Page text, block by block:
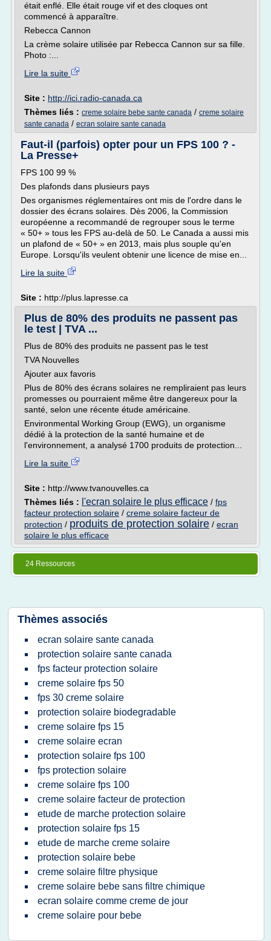
était enflé. Elle était rouge vif et des cloques ont
commencé à apparaître.
Rebecca Cannon
La crème solaire utilisée par Rebecca Cannon sur sa fille.
Photo :...
Lire la suite
Site : http://ici.radio-canada.ca
Thèmes liés : creme solaire bebe sante canada / creme solaire
sante canada / ecran solaire sante canada
Faut-il (parfois) opter pour un FPS 100 ? -
La Presse+
FPS 100 99 %
Des plafonds dans plusieurs pays
Des organismes réglementaires ont mis de l'ordre dans le
dossier des écrans solaires. Dès 2006, la Commission
européenne a recommandé de regrouper sous le terme
« 50+ » tous les FPS au-delà de 50. Le Canada a aussi mis
un plafond de « 50+ » en 2013, mais plus souple qu'en
Europe. Lorsqu'ils veulent obtenir une licence de mise en...
Lire la suite
Site : http://plus.lapresse.ca
Plus de 80% des produits ne passent pas
le test | TVA ...
Plus de 80% des produits ne passent pas le test
TVA Nouvelles
Ajouter aux favoris
Plus de 80% des écrans solaires ne rempliraient pas leurs
promesses ou pourraient même être dangereux pour la
santé, selon une récente étude américaine.
Environmental Working Group (EWG), un organisme
dédié à la protection de la santé humaine et de
l'environnement, a analysé 1700 produits de protection...
Lire la suite
Site : http://www.tvanouvelles.ca
Thèmes liés : l'ecran solaire le plus efficace / fps
facteur protection solaire / creme solaire facteur de
protection / produits de protection solaire / ecran
solaire le plus efficace
24 Ressources
Thèmes associés
ecran solaire sante canada
protection solaire sante canada
fps facteur protection solaire
creme solaire fps 50
fps 30 creme solaire
protection solaire biodegradable
creme solaire fps 15
creme solaire ecran
protection solaire fps 100
fps protection solaire
creme solaire fps 100
creme solaire facteur de protection
etude de marche protection solaire
protection solaire fps 15
etude de marche creme solaire
protection solaire bebe
creme solaire filtre physique
creme solaire bebe sans filtre chimique
ecran solaire comme creme de jour
creme solaire pour bebe